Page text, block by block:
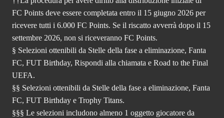
FC Points deve essere completata entro il 15 giugno 2026 per
ricevere tutti i 6.000 FC Points. Se il riscatto avverrà dopo il 15
settembre 2026, non si riceveranno FC Points.
§ Selezioni ottenibili da Stelle della fase a eliminazione, Fanta
FC, FUT Birthday, Rispondi alla chiamata e Road to the Final
UEFA.
§§ Selezioni ottenibili da Stelle della fase a eliminazione, Fanta
FC, FUT Birthday e Trophy Titans.
§§§ Le selezioni includono almeno 1 oggetto giocatore da